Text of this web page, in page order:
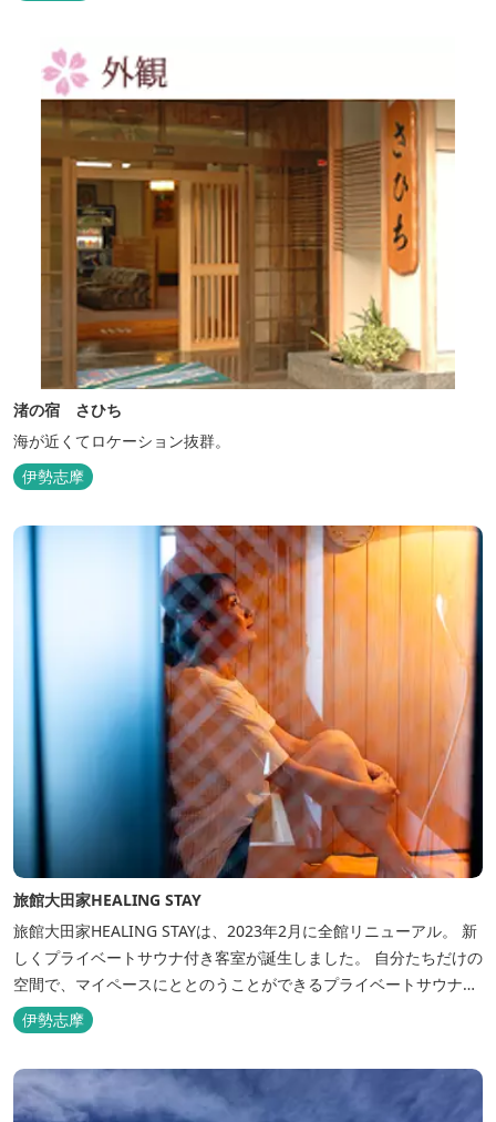
渚の宿 さひち
海が近くてロケーション抜群。
伊勢志摩
旅館大田家HEALING STAY
旅館大田家HEALING STAYは、2023年2月に全館リニューアル。 新
しくプライベートサウナ付き客室が誕生しました。 自分たちだけの
空間で、マイペースにととのうことができるプライベートサウナ。
相差ならではの新鮮な海の幸、豊かな自然、温泉、そしてサウナで
ととのう至福のひとときを。
伊勢志摩